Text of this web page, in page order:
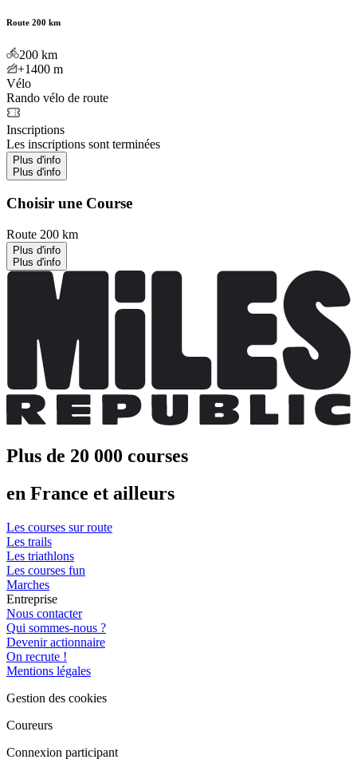
Route 200 km
200 km
+1400 m
Vélo
Rando vélo de route
Inscriptions
Les inscriptions sont terminées
Plus d'info
Plus d'info
Choisir une Course
Route 200 km
Plus d'info
Plus d'info
Plus de 20 000 courses
en France et ailleurs
Les courses sur route
Les trails
Les triathlons
Les courses fun
Marches
Entreprise
Nous contacter
Qui sommes-nous ?
Devenir actionnaire
On recrute !
Mentions légales
Gestion des cookies
Coureurs
Connexion participant